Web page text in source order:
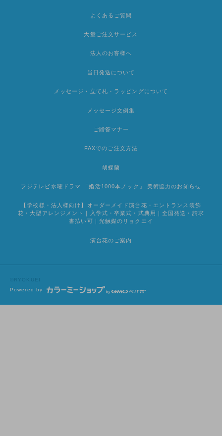
よくあるご質問
大量ご注文サービス
法人のお客様へ
当日発送について
メッセージ・立て札・ラッピングについて
メッセージ文例集
ご贈答マナー
FAXでのご注文方法
胡蝶蘭
フジテレビ水曜ドラマ 「婚活1000本ノック」 美術協力のお知らせ
【学校様・法人様向け】オーダーメイド演台花・エントランス装飾
花・大型アレンジメント｜入学式・卒業式・式典用｜全国発送・請求
書払い可｜光触媒のリョクエイ
演台花のご案内
©RYOKUEI
Powered by